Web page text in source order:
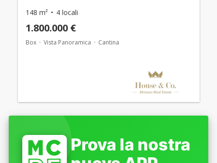
148 m² 4 locali
1.800.000 €
Box Vista Panoramica Cantina
Prova la nostra